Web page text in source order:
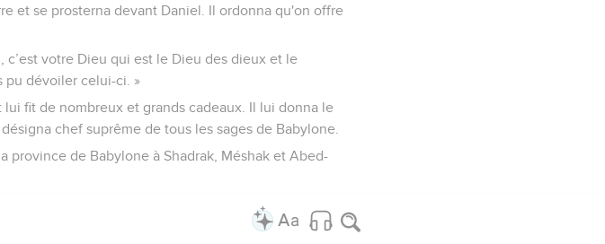
et se prosterna devant Daniel. Il ordonna qu'on offre
c’est votre Dieu qui est le Dieu des dieux et le
pu dévoiler celui-ci. »
fit de nombreux et grands cadeaux. Il lui donna le
chef suprême de tous les sages de Babylone.
province de Babylone à Shadrak, Méshak et Abed-